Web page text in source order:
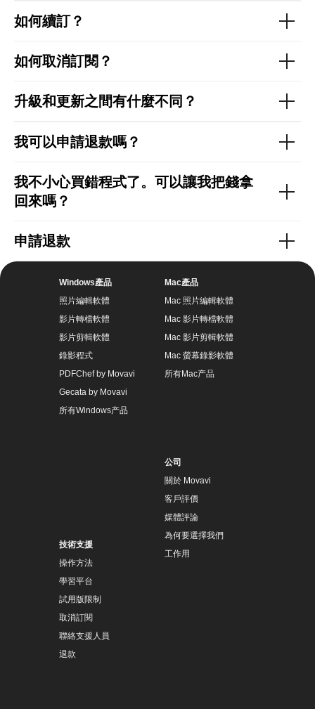
如何續訂？
如何取消訂閱？
升級和更新之間有什麼不同？
檢視更多
我可以申請退款嗎？
我不小心買錯程式了。可以讓我把錢拿
回來嗎？
申請退款
檢視更多
Windows產品
照片編輯軟體
影片轉檔軟體
影片剪輯軟體
錄影程式
PDFChef by Movavi
Gecata by Movavi
所有Windows产品
Mac產品
Mac 照片編輯軟體
Mac 影片轉檔軟體
Mac 影片剪輯軟體
Mac 螢幕錄影軟體
所有Mac产品
技術支援
操作方法
學習平台
試用版限制
取消訂閱
聯絡支援人員
退款
公司
關於 Movavi
客戶評價
媒體評論
為何要選擇我們
工作用